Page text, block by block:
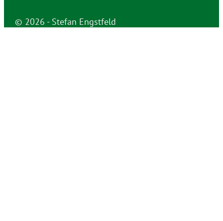
© 2026 - Stefan Engstfeld